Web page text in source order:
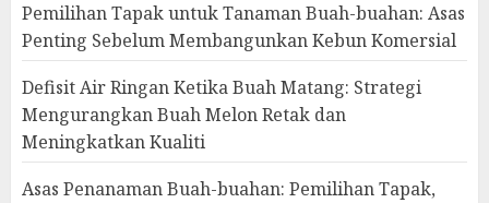
Pemilihan Tapak untuk Tanaman Buah-buahan: Asas
Penting Sebelum Membangunkan Kebun Komersial
Defisit Air Ringan Ketika Buah Matang: Strategi
Mengurangkan Buah Melon Retak dan
Meningkatkan Kualiti
Asas Penanaman Buah-buahan: Pemilihan Tapak,